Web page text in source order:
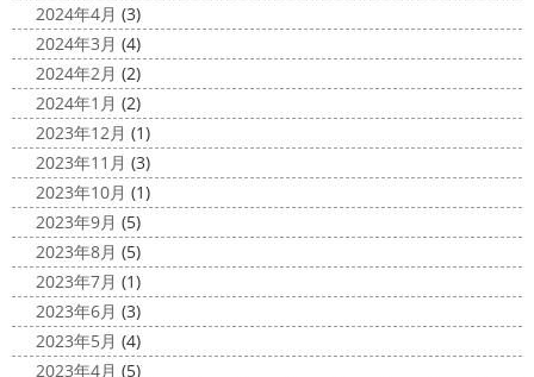
今日は高圧洗浄が何故必要かについて説明させていただき
ます
塗装工事をお考えのお客様は長くなりますが、ぜ
ひ読んでみてくださいね
外壁や屋根の表面に塗装してで
きた塗膜は、毎日屋外で紫外線、雨風、排気ガスなどにさ
らされて ...
2020/11/12
朝活
＊湘南の外壁塗装専門店＊
小倉氏サーフィンにはまり中
今回は浩
さんも一緒に
３人で出発
波は小さい
けどお天気良くて気持ち～
まずは陸でのイメトレ 入水～
小倉氏ライド
で、すぐ立ててました
2020/11/10
HAPPY HALLOWEEN
＊湘南の
外壁塗装専門店＊
ちょっとご無沙汰してる間にもう11月も
10日が過ぎようとしていますね
2020年もあっとゆう間
2024年4月 (3)
2024年3月 (4)
2024年2月 (2)
2024年1月 (2)
2023年12月 (1)
2023年11月 (3)
2023年10月 (1)
2023年9月 (5)
2023年8月 (5)
2023年7月 (1)
2023年6月 (3)
2023年5月 (4)
2023年4月 (5)